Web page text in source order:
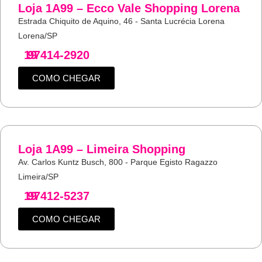
Loja 1A99 – Ecco Vale Shopping Lorena
Estrada Chiquito de Aquino, 46 - Santa Lucrécia Lorena
Lorena/SP
19
97414-2920
COMO CHEGAR
Loja 1A99 – Limeira Shopping
Av. Carlos Kuntz Busch, 800 - Parque Egisto Ragazzo
Limeira/SP
19
97412-5237
COMO CHEGAR